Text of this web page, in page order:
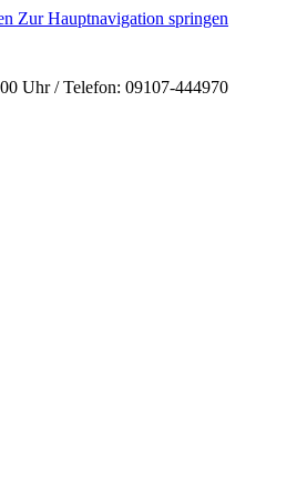
Zur Hauptnavigation springen
Uhr / Telefon: 09107-444970